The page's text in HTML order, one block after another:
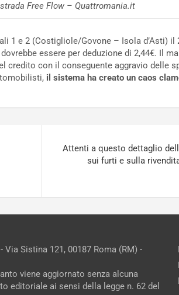
Free Flow – Quattromania.it
1 e 2 (Costigliole/Govone – Isola d’Asti) il
essere per deduzione di 2,44€. Il
credito con il conseguente aggravio delle
il sistema ha creato un caos
Attenti a questo dettaglio
sui furti e sulla
Via Sistina 121, 00187 Roma (RM) -
viene aggiornato senza alcuna
editoriale ai sensi della legge n. 62 del